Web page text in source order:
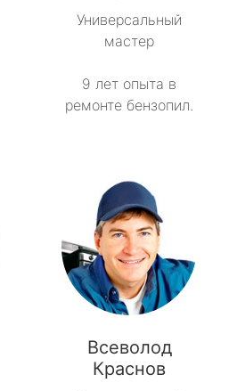
Универсальный
мастер
9 лет опыта в
ремонте бензопил.
Всеволод
Краснов